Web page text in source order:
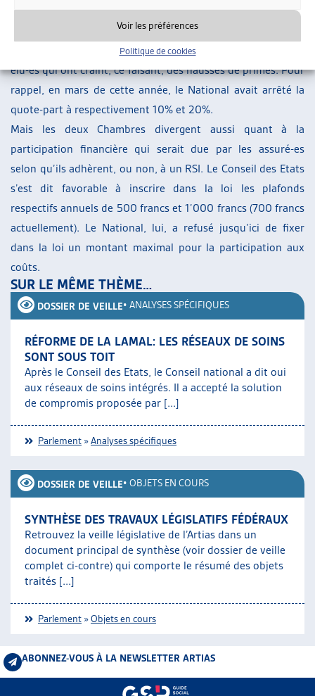
Voir les préférences
Politique de cookies
atteinte) à respectivement 7,5% et 15% selon que les assuré-
es rejoignent, ou non, un réseau – elle est actuellement
fixée à 10%. Ces taux ont été jugés trop bas pour certain-es
élu-es qui ont craint, ce faisant, des hausses de primes. Pour
rappel, en mars de cette année, le National avait arrêté la
quote-part à respectivement 10% et 20%.
Mais les deux Chambres divergent aussi quant à la
participation financière qui serait due par les assuré-es
selon qu’ils adhèrent, ou non, à un RSI. Le Conseil des Etats
s’est dit favorable à inscrire dans la loi les plafonds
respectifs annuels de 500 francs et 1’000 francs (700 francs
actuellement). Le National, lui, a refusé jusqu’ici de fixer
dans la loi un montant maximal pour la participation aux
coûts.
SUR LE MÊME THÈME…
DOSSIER DE VEILLE• ANALYSES SPÉCIFIQUES
RÉFORME DE LA LAMAL: LES RÉSEAUX DE SOINS
SONT SOUS TOIT
Après le Conseil des Etats, le Conseil national a dit oui
aux réseaux de soins intégrés. Il a accepté la solution
de compromis proposée par [...]
Parlement »Analyses spécifiques
DOSSIER DE VEILLE• OBJETS EN COURS
SYNTHÈSE DES TRAVAUX LÉGISLATIFS FÉDÉRAUX
Retrouvez la veille législative de l’Artias dans un
document principal de synthèse (voir dossier de veille
complet ci-contre) qui comporte le résumé des objets
traités [...]
Parlement »Objets en cours
ABONNEZ-VOUS À LA NEWSLETTER ARTIAS